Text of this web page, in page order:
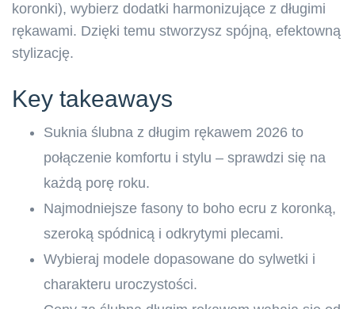
koronki), wybierz dodatki harmonizujące z długimi
rękawami. Dzięki temu stworzysz spójną, efektowną
stylizację.
Key takeaways
Suknia ślubna z długim rękawem 2026 to
połączenie komfortu i stylu – sprawdzi się na
każdą porę roku.
Najmodniejsze fasony to boho ecru z koronką,
szeroką spódnicą i odkrytymi plecami.
Wybieraj modele dopasowane do sylwetki i
charakteru uroczystości.